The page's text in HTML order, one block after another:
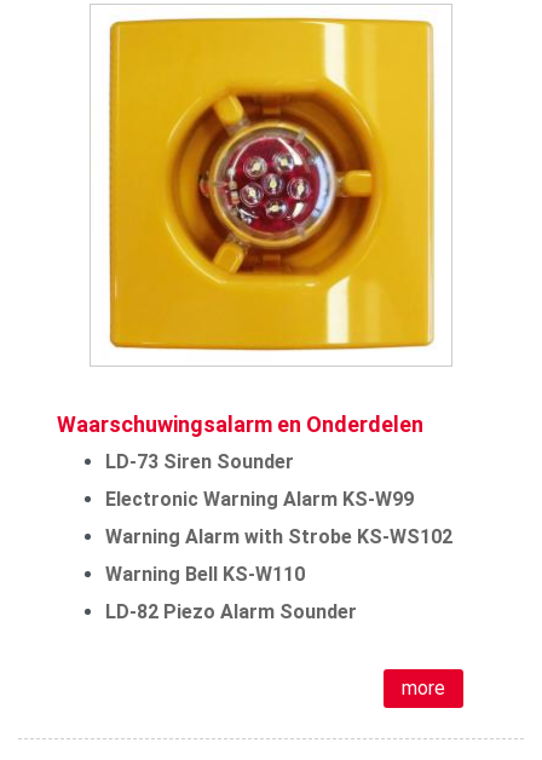
Waarschuwingsalarm en Onderdelen
LD-73 Siren Sounder
Electronic Warning Alarm KS-W99
Warning Alarm with Strobe KS-WS102
Warning Bell KS-W110
LD-82 Piezo Alarm Sounder
more